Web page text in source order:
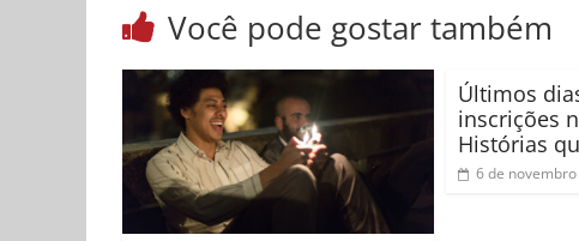
Você pode gostar também
Últimos
inscrições
Histórias
6 de